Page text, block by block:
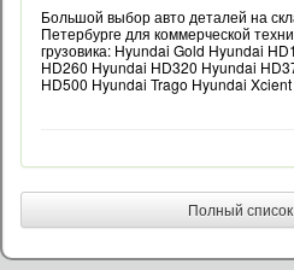
Большой выбор авто деталей на
Петербурге для коммерческой
грузовика: Hyundai Gold Hyundai
HD260 Hyundai HD320 Hyundai
HD500 Hyundai Trago Hyundai Xcient
Полный